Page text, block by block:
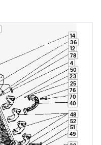
4
12
14
23
25
36
40
48
49
50
51
52
70
76
78